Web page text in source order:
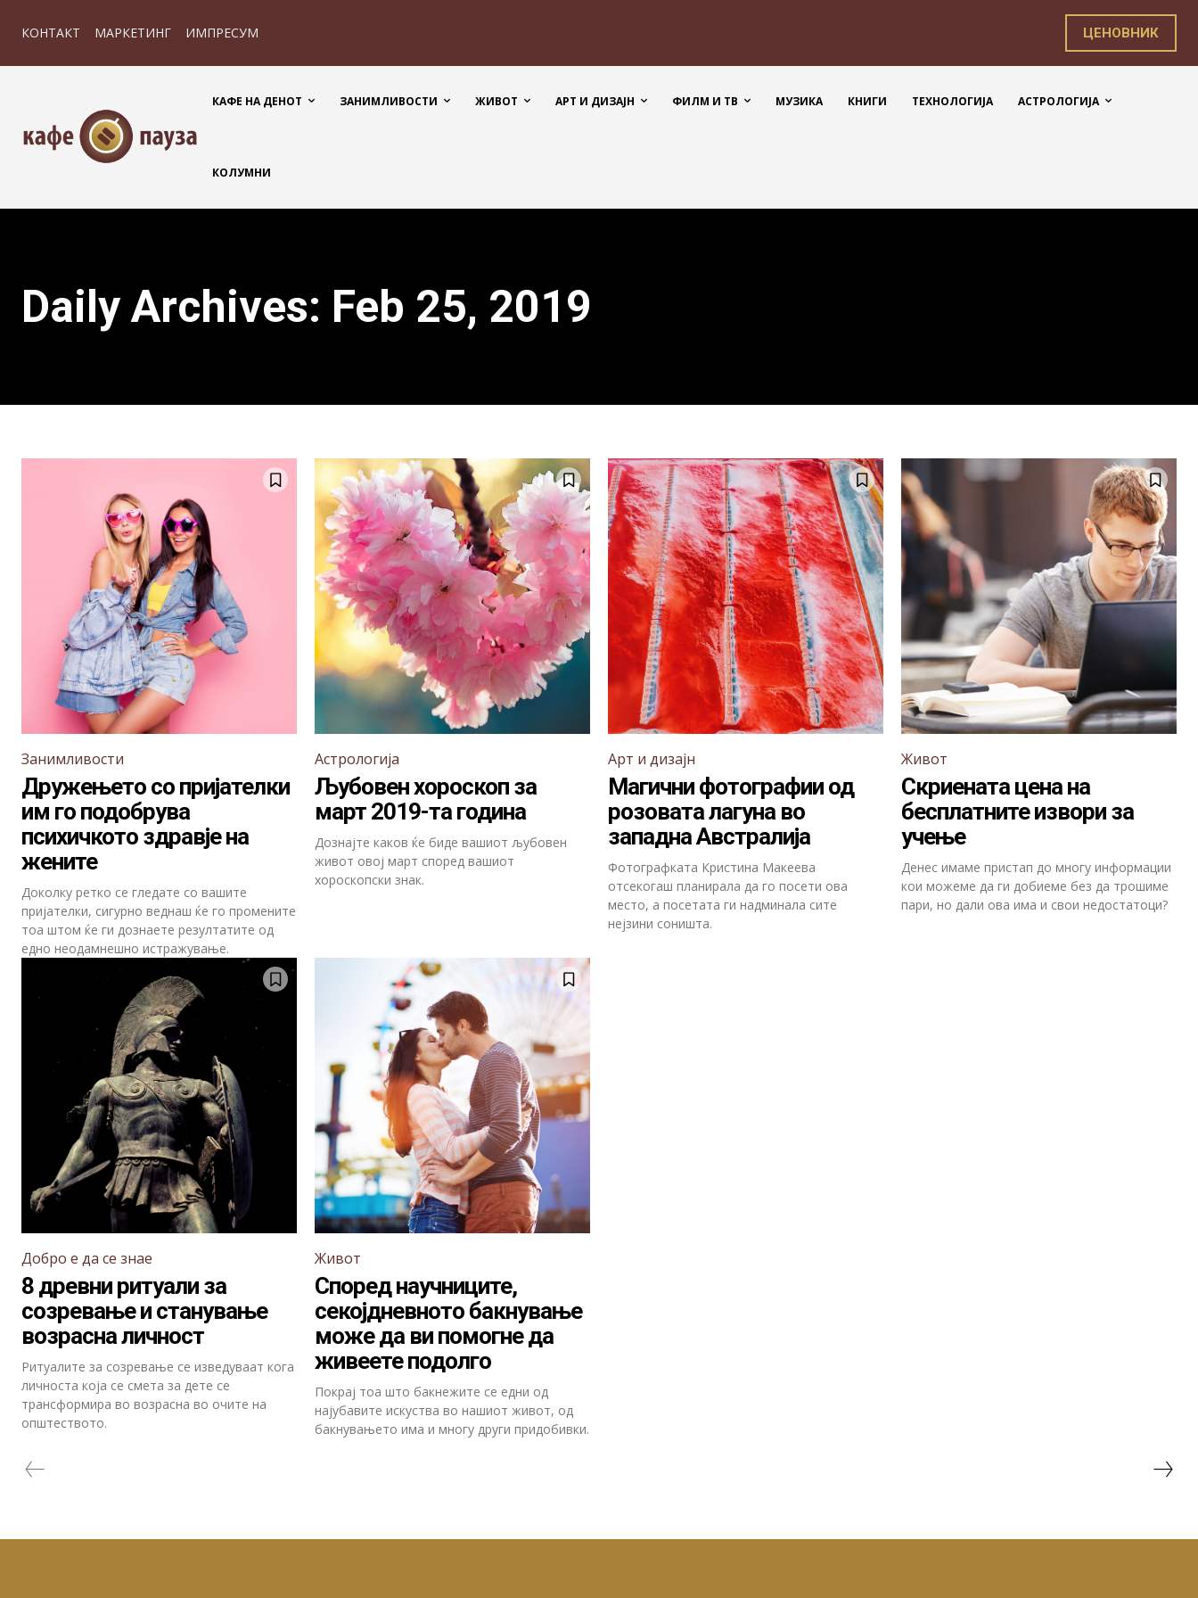
КОНТАКТ МАРКЕТИНГ ИМПРЕСУМ ЦЕНОВНИК
КАФЕ НА ДЕНОТ ЗАНИМЛИВОСТИ ЖИВОТ АРТ И ДИЗАЈН ФИЛМ И ТВ МУЗИКА КНИГИ ТЕХНОЛОГИЈА АСТРОЛОГИЈА
КОЛУМНИ
Daily Archives: Feb 25, 2019
Занимливости
Дружењето со пријателки
им го подобрува
психичкото здравје на
жените
Доколку ретко се гледате со вашите
пријателки, сигурно веднаш ќе го промените
тоа штом ќе ги дознаете резултатите од
едно неодамнешно истражување.
Астрологија
Љубовен хороскоп за
март 2019-та година
Дознајте каков ќе биде вашиот љубовен
живот овој март според вашиот
хороскопски знак.
Арт и дизајн
Магични фотографии од
розовата лагуна во
западна Австралија
Фотографката Кристина Макеева
отсекогаш планирала да го посети ова
место, а посетата ги надминала сите
нејзини соништа.
Живот
Скриената цена на
бесплатните извори за
учење
Денес имаме пристап до многу информации
кои можеме да ги добиеме без да трошиме
пари, но дали ова има и свои недостатоци?
Добро е да се знае
8 древни ритуали за
созревање и станување
возрасна личност
Ритуалите за созревање се изведуваат кога
личноста која се смета за дете се
трансформира во возрасна во очите на
општеството.
Живот
Според научниците,
секојдневното бакнување
може да ви помогне да
живеете подолго
Покрај тоа што бакнежите се едни од
најубавите искуства во нашиот живот, од
бакнувањето има и многу други придобивки.